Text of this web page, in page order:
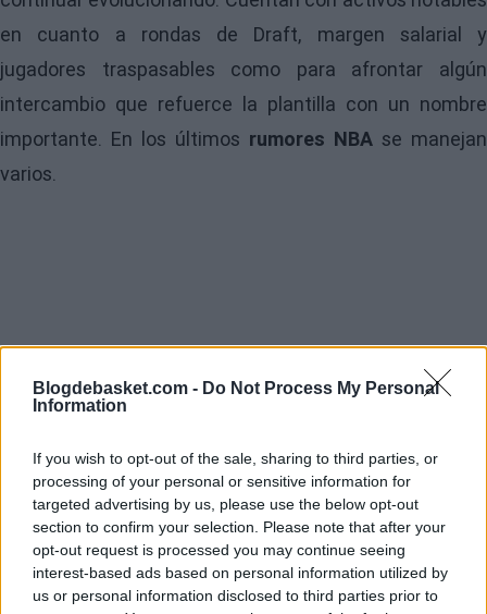
Blogdebasket.com - Do Not Process My Personal
Information
If you wish to opt-out of the sale, sharing to third parties, or
processing of your personal or sensitive information for
targeted advertising by us, please use the below opt-out
section to confirm your selection. Please note that after your
opt-out request is processed you may continue seeing
interest-based ads based on personal information utilized by
us or personal information disclosed to third parties prior to
en cuanto a rondas de Draft, margen salarial y
jugadores traspasables como para afrontar algún
intercambio que refuerce la plantilla con un nombre
importante. En los últimos rumores NBA se manejan
varios.